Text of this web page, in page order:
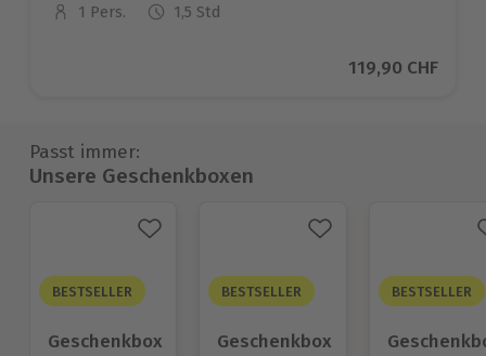
Anzahl der Teilnehmer
1 Pers. 1,5 Std
Aktueller Preis
119,90 CHF
Passt immer:
Unsere Geschenkboxen
BESTSELLER
Geschenkbox
BESTSELLER
Geschenkbox
BESTSELLER